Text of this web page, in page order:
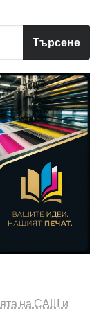
Търсене
на САЩ и